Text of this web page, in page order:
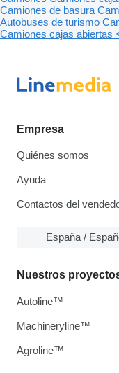
Camiones de basura
Autobuses de turismo
Camiones cajas abiertas
Empresa
Quiénes somos
Ayuda
Contactos del
España /
Nuestros
Autoline™
Machineryline™
Agroline™